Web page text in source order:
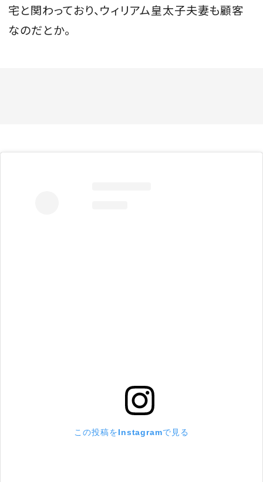
宅と関わっており、ウィリアム皇太子夫妻も顧客
なのだとか。
この投稿をInstagramで見る